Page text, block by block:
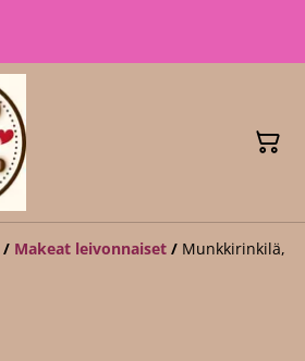
/ Makeat leivonnaiset / Munkkirinkilä,